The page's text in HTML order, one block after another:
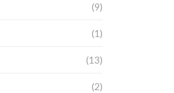
(9)
(1)
(13)
(2)